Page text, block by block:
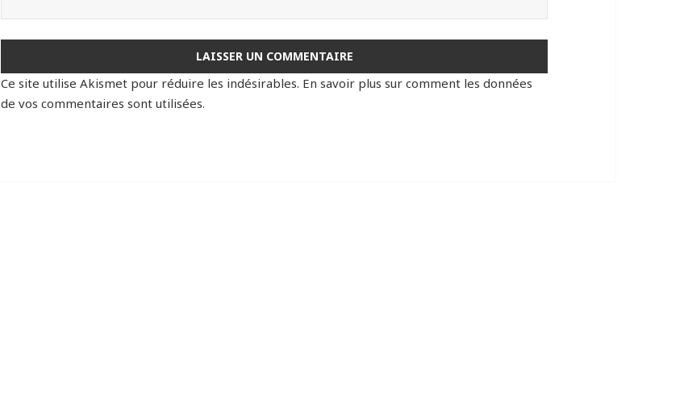
Ce site utilise Akismet pour réduire les indésirables. En savoir plus sur comment les données
de vos commentaires sont utilisées.